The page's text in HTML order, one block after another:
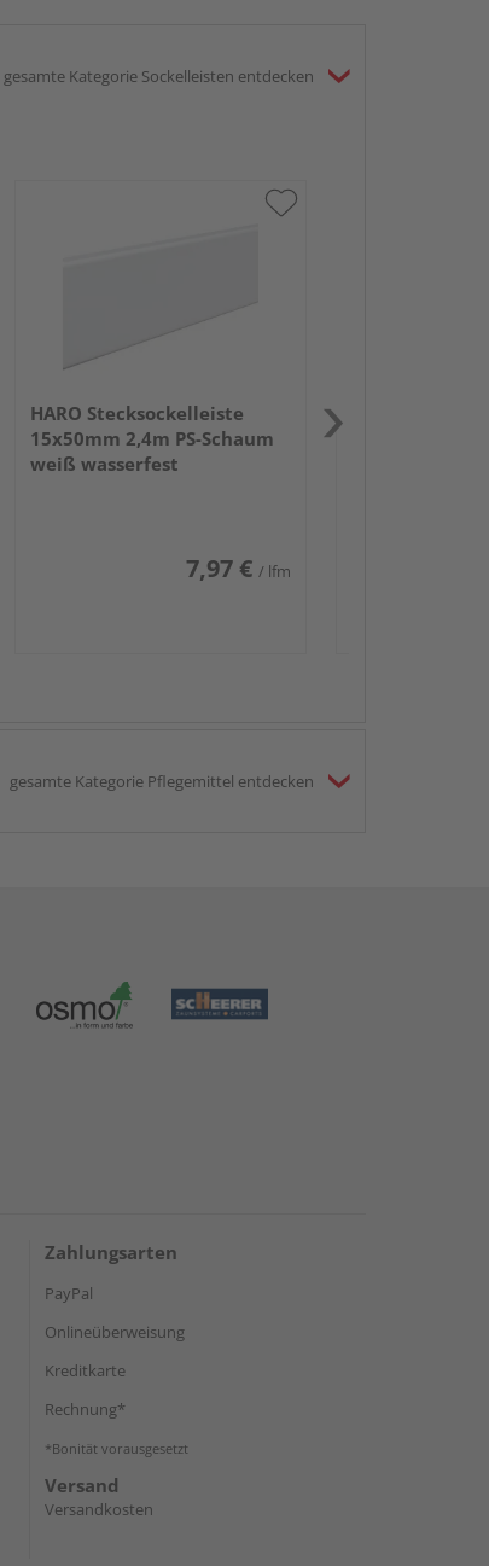
gesamte Kategorie Sockelleisten entdecken
HARO Stecksockelleiste
15x50mm 2,4m PS-Schaum
weiß wasserfest
7,97 € / lfm
gesamte Kategorie Pflegemittel entdecken
Zahlungsarten
PayPal
Onlineüberweisung
Kreditkarte
Rechnung*
*Bonität vorausgesetzt
Versand
Versandkosten